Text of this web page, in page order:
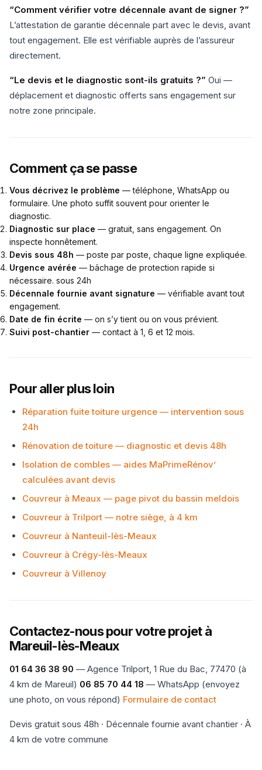
“Comment vérifier votre décennale avant de signer ?”
L’attestation de garantie décennale part avec le devis, avant
tout engagement. Elle est vérifiable auprès de l’assureur
directement.
“Le devis et le diagnostic sont-ils gratuits ?” Oui —
déplacement et diagnostic offerts sans engagement sur
notre zone principale.
Comment ça se passe
Vous décrivez le problème — téléphone, WhatsApp ou
formulaire. Une photo suffit souvent pour orienter le
diagnostic.
Diagnostic sur place — gratuit, sans engagement. On
inspecte honnêtement.
Devis sous 48h — poste par poste, chaque ligne expliquée.
Urgence avérée — bâchage de protection rapide si
nécessaire. sous 24h
Décennale fournie avant signature — vérifiable avant tout
engagement.
Date de fin écrite — on s’y tient ou on vous prévient.
Suivi post-chantier — contact à 1, 6 et 12 mois.
Pour aller plus loin
Réparation fuite toiture urgence — intervention sous
24h
Rénovation de toiture — diagnostic et devis 48h
Isolation de combles — aides MaPrimeRénov’
calculées avant devis
Couvreur à Meaux — page pivot du bassin meldois
Couvreur à Trilport — notre siège, à 4 km
Couvreur à Nanteuil-lès-Meaux
Couvreur à Crégy-lès-Meaux
Couvreur à Villenoy
Contactez-nous pour votre projet à
Mareuil-lès-Meaux
01 64 36 38 90 — Agence Trilport, 1 Rue du Bac, 77470 (à
4 km de Mareuil) 06 85 70 44 18 — WhatsApp (envoyez
une photo, on vous répond) Formulaire de contact
Devis gratuit sous 48h · Décennale fournie avant chantier · À
4 km de votre commune